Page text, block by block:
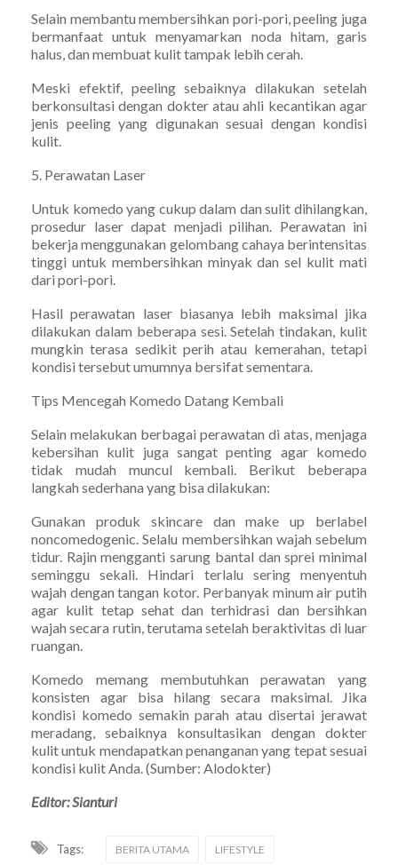
Selain membantu membersihkan pori-pori, peeling juga
bermanfaat untuk menyamarkan noda hitam, garis
halus, dan membuat kulit tampak lebih cerah.
Meski efektif, peeling sebaiknya dilakukan setelah
berkonsultasi dengan dokter atau ahli kecantikan agar
jenis peeling yang digunakan sesuai dengan kondisi
kulit.
5. Perawatan Laser
Untuk komedo yang cukup dalam dan sulit dihilangkan,
prosedur laser dapat menjadi pilihan. Perawatan ini
bekerja menggunakan gelombang cahaya berintensitas
tinggi untuk membersihkan minyak dan sel kulit mati
dari pori-pori.
Hasil perawatan laser biasanya lebih maksimal jika
dilakukan dalam beberapa sesi. Setelah tindakan, kulit
mungkin terasa sedikit perih atau kemerahan, tetapi
kondisi tersebut umumnya bersifat sementara.
Tips Mencegah Komedo Datang Kembali
Selain melakukan berbagai perawatan di atas, menjaga
kebersihan kulit juga sangat penting agar komedo
tidak mudah muncul kembali. Berikut beberapa
langkah sederhana yang bisa dilakukan:
Gunakan produk skincare dan make up berlabel
noncomedogenic. Selalu membersihkan wajah sebelum
tidur. Rajin mengganti sarung bantal dan sprei minimal
seminggu sekali. Hindari terlalu sering menyentuh
wajah dengan tangan kotor. Perbanyak minum air putih
agar kulit tetap sehat dan terhidrasi dan bersihkan
wajah secara rutin, terutama setelah beraktivitas di luar
ruangan.
Komedo memang membutuhkan perawatan yang
konsisten agar bisa hilang secara maksimal. Jika
kondisi komedo semakin parah atau disertai jerawat
meradang, sebaiknya konsultasikan dengan dokter
kulit untuk mendapatkan penanganan yang tepat sesuai
kondisi kulit Anda. (Sumber: Alodokter)
Editor: Sianturi
Tags: BERITA UTAMA LIFESTYLE